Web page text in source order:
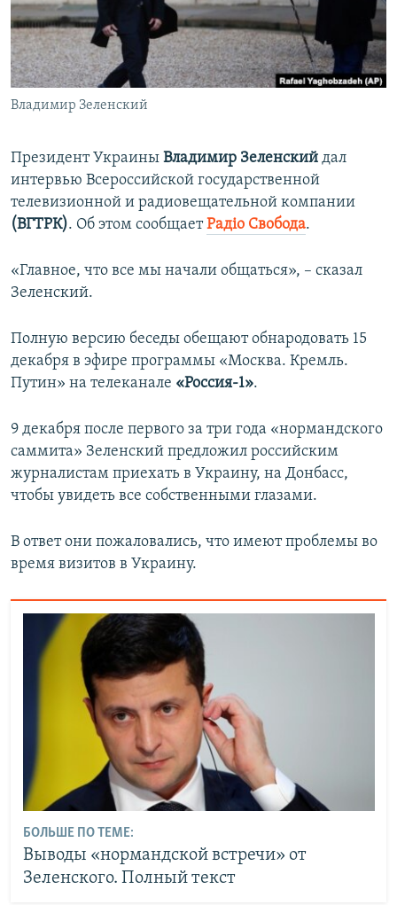
ПОБЕДИТЕЛЕЙ НЕ СУДЯТ?
КРЫМ.НЕПОКОРЕННЫЙ
ELIFBE
УКРАИНСКАЯ ПРОБЛЕМА КРЫМА
ПРИСОЕДИНЯЙТЕСЬ!
Владимир Зеленский
Президент Украины Владимир Зеленский дал
интервью Всероссийской государственной
телевизионной и радиовещательной компании
(ВГТРК). Об этом сообщаетРадіо Свобода.
«Главное, что все мы начали общаться», – сказал
Зеленский.
Полную версию беседы обещают обнародовать 15
декабря в эфире программы «Москва. Кремль.
Путин» на телеканале «Россия-1».
9 декабря после первого за три года «нормандского
саммита» Зеленский предложил российским
журналистам приехать в Украину, на Донбасс,
чтобы увидеть все собственными глазами.
В ответ они пожаловались, что имеют проблемы во
время визитов в Украину.
БОЛЬШЕ ПО ТЕМЕ:
Выводы «нормандской встречи» от
Зеленского. Полный текст